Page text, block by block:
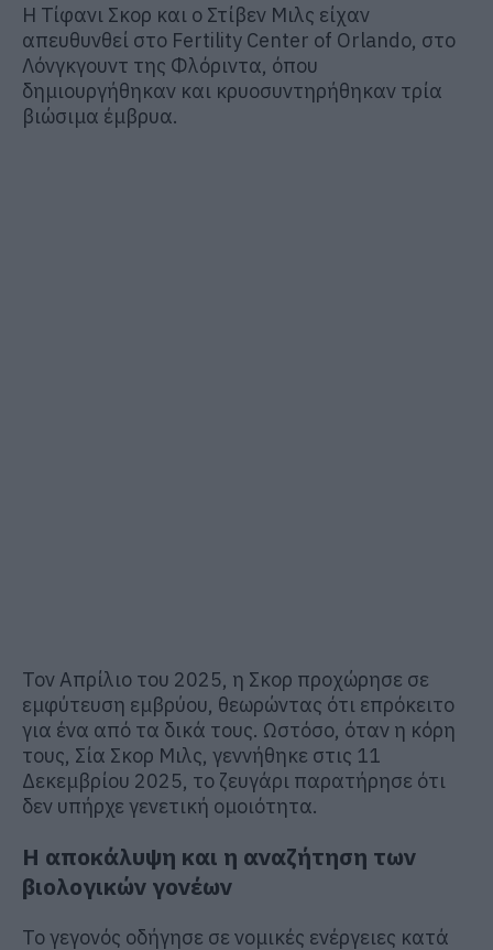
Η Τίφανι Σκορ και ο Στίβεν Μιλς είχαν
απευθυνθεί στο Fertility Center of Orlando, στο
Λόνγκγουντ της Φλόριντα, όπου
δημιουργήθηκαν και κρυοσυντηρήθηκαν τρία
βιώσιμα έμβρυα.
Τον Απρίλιο του 2025, η Σκορ προχώρησε σε
εμφύτευση εμβρύου, θεωρώντας ότι επρόκειτο
για ένα από τα δικά τους. Ωστόσο, όταν η κόρη
τους, Σία Σκορ Μιλς, γεννήθηκε στις 11
Δεκεμβρίου 2025, το ζευγάρι παρατήρησε ότι
δεν υπήρχε γενετική ομοιότητα.
Η αποκάλυψη και η αναζήτηση των
βιολογικών γονέων
Το γεγονός οδήγησε σε νομικές ενέργειες κατά